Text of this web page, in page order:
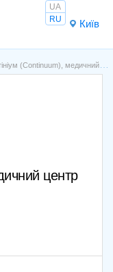
Київ
UA
RU
(Continuum), медичний центр
центр